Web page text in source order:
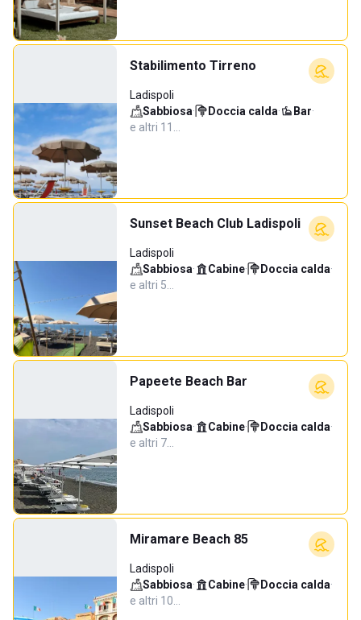
Stabilimento Tirreno
Ladispoli
Sabbiosa· Doccia calda· Bar·
e altri 11…
Sunset Beach Club Ladispoli
Ladispoli
Sabbiosa· Cabine· Doccia calda·
e altri 5…
Papeete Beach Bar
Ladispoli
Sabbiosa· Cabine· Doccia calda·
e altri 7…
Miramare Beach 85
Ladispoli
Sabbiosa· Cabine· Doccia calda·
e altri 10…